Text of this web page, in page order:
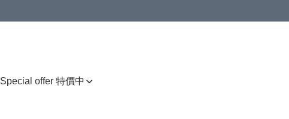
Special offer 特價中